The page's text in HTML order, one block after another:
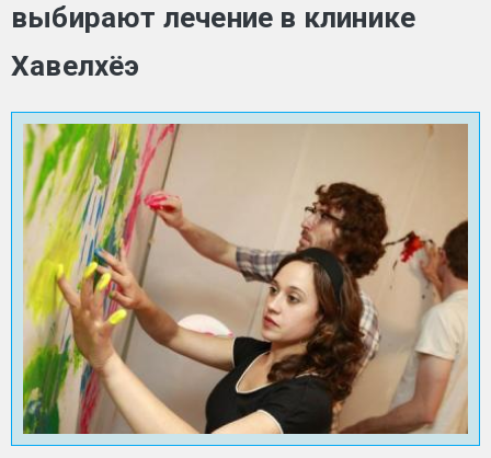
выбирают лечение в клинике
Хавелхёэ